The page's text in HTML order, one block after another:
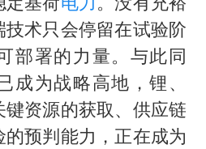
术只会停留在试验阶
部署的力量。与此同
成为战略高地，锂、
资源的获取、供应链
预判能力，正在成为